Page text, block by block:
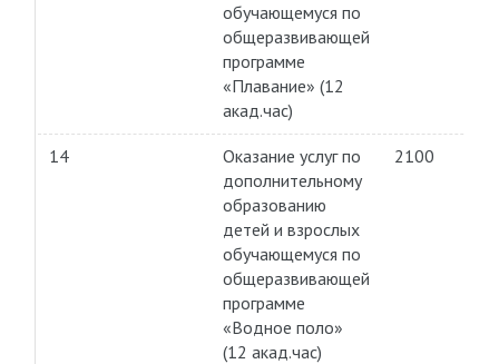
обучающемуся по
общеразвивающей
программе
«Плавание» (12
акад.час)
14
Оказание услуг по
дополнительному
образованию
детей и взрослых
обучающемуся по
общеразвивающей
программе
«Водное поло»
(12 акад.час)
2100